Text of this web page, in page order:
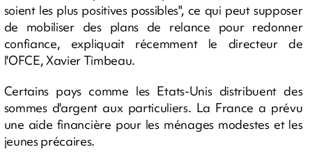
soient les plus positives possibles", ce qui peut supposer
de mobiliser des plans de relance pour redonner
confiance, expliquait récemment le directeur de
l'OFCE, Xavier Timbeau.
Certains pays comme les Etats-Unis distribuent des
sommes d'argent aux particuliers. La France a prévu
une aide financière pour les ménages modestes et les
jeunes précaires.